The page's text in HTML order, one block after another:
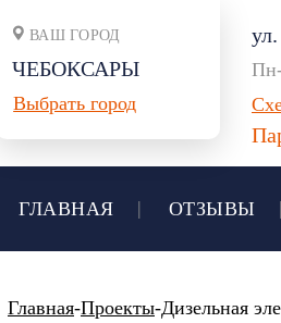
ВАШ ГОРОД
ЧЕБОКСАРЫ
Выбрать город
ГЛАВНАЯ ОТЗЫВЫ
Главная-Проекты-Дизельная